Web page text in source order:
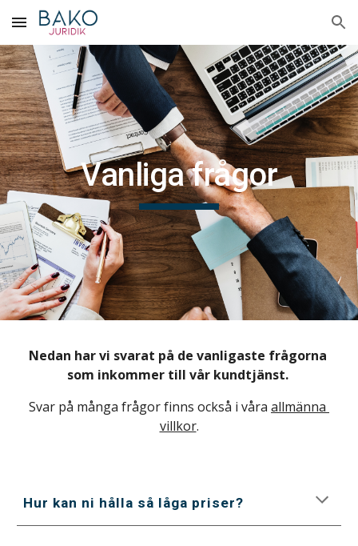
Skip to main content Skip to navigation
Vanliga frågor
Nedan har vi svarat på de vanligaste frågorna
som inkommer till vår kundtjänst.
Svar på många frågor finns också i våra allmänna
villkor.
Hur kan ni hålla så låga priser?